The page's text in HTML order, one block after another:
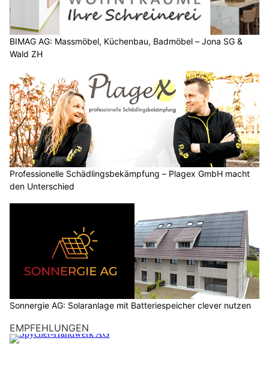
BIMAG AG: Massmöbel, Küchenbau, Badmöbel – Jona SG &
Wald ZH
Professionelle Schädlingsbekämpfung – Plagex GmbH macht
den Unterschied
Sonnergie AG: Solaranlage mit Batteriespeicher clever nutzen
EMPFEHLUNGEN